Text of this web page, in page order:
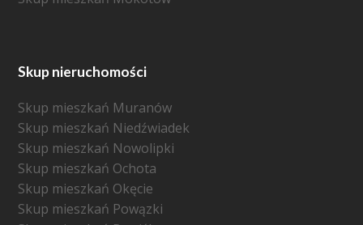
Skup nieruchomości
Skup mieszkań Muranów
Skup mieszkań Niedźwiadek
Skup mieszkań Nowolipki
Skup mieszkań Ochota
Skup mieszkań Okęcie
Skup mieszkań Powązki